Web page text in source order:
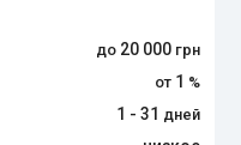
20 000
1
1 - 31